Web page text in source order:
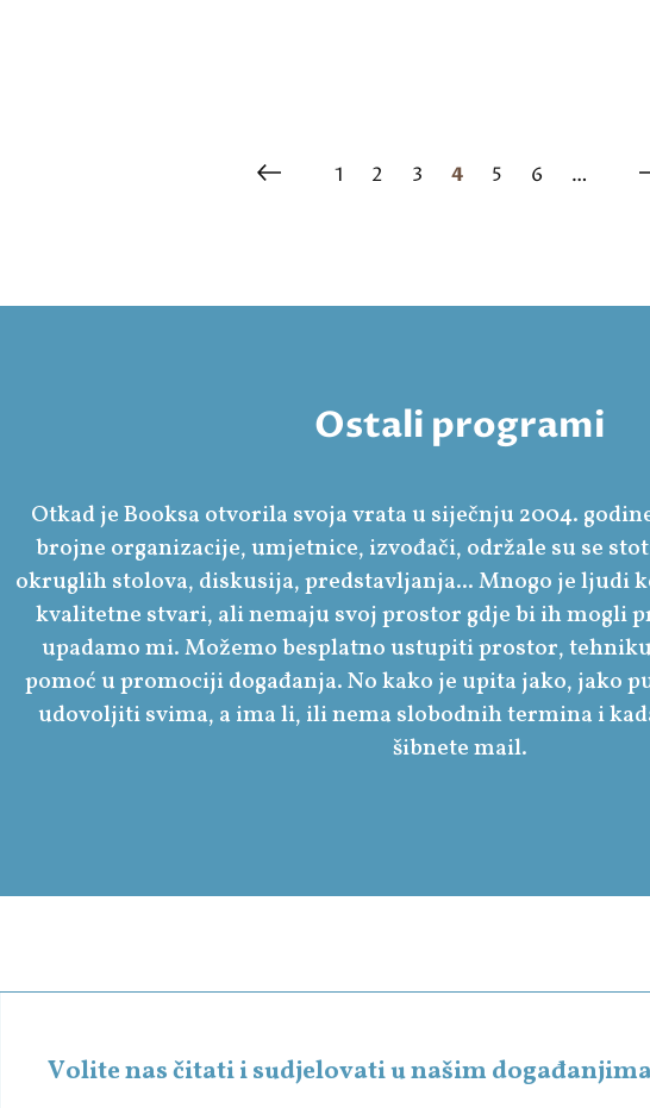
1 2 3 4 5 6 …
Ostali programi
Otkad je Booksa otvorila svoja vrata u siječnju 2004.
brojne organizacije, umjetnice, izvođači, održale su se
okruglih stolova, diskusija, predstavljanja... Mnogo je ljudi
kvalitetne stvari, ali nemaju svoj prostor gdje bi ih mogli
upadamo mi. Možemo besplatno ustupiti prostor,
pomoć u promociji događanja. No kako je upita jako, jako
udovoljiti svima, a ima li, ili nema slobodnih termina i
šibnete mail.
Volite nas čitati i sudjelovati u našim